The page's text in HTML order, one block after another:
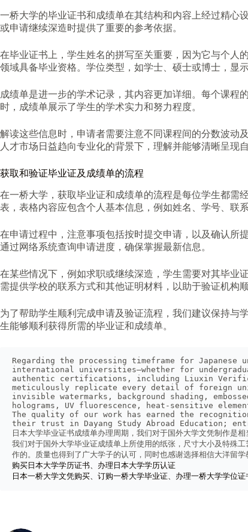
一桥大学的毕业证书和成绩单在其结构和内容上经过精心
或申请继续深造时提供了重要的参考依据。
在毕业证书上，学生姓名的拼写至关重要，因为它与个人
领域具备毕业资格。学位类型，如学士、硕士或博士，显
成绩单是进一步的学术记录，其内容更加详细。每个课程
时，成绩单展示了学生的学术实力和努力程度。
解读这些信息时，申请者需要注意不同课程间的分数波动
人才市场日益趋向专业化的背景下，理解并能够清晰呈现
获取和验证毕业证及成绩单的流程
在一桥大学，获取毕业证和成绩单的流程是每位学生都需
表，表格内容应包含个人基本信息，例如姓名、学号、联
在申请过程中，注意事项包括按时提交申请，以及确认所
通过网络系统查询申请进度，确保掌握最新信息。
在某些情况下，例如求职或继续深造，学生需要对其毕业
需提供学校的联系方式和其他证明材料，以助于验证机构
为了帮助学生顺利完成申请及验证流程，我们建议保持与
生能够顺利获得所需的毕业证和成绩单。
Regarding the processing timeframe for
international universities—whether for
authentic certifications, including Liuxin
meticulously replicate every detail of foreign
invisible watermarks, background shading,
holograms, UV fluorescence, heat-sensitive
The quality of our work has earned the
their trust in Dayang Study Abroad Education;
日本大学毕业证书成绩单办理周期，我们对于国外大学文凭制作是
我们对于国外大学毕业证成绩单上所使用的纸张，尺寸大小及特殊
作的。质量也得到了广大学子的认可，同时也感谢选择相信大洋留
购买日本大学学历证书、办理日本大学学历认证
日本一桥大学文凭购买、订购一桥大学毕业证、办理一桥大学学位